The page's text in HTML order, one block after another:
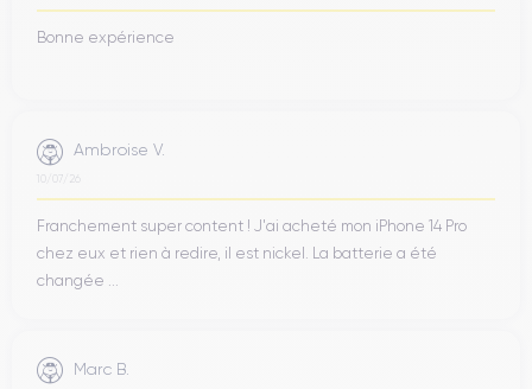
Bonne expérience
Ambroise V.
10/07/26
Franchement super content ! J'ai acheté mon iPhone 14 Pro
chez eux et rien à redire, il est nickel. La batterie a été
changée ...
Marc B.